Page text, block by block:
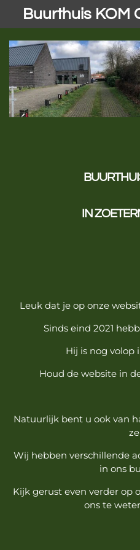
naar
de
hoofdinhoud
Buurthuis KOM
IN
Leuk dat je op onze
Sinds eind 2021
Hij is nog volop
Houd de website in
Natuurlijk bent u ook van
Wij hebben verschillende
in ons
Kijk gerust even verder op
ons te